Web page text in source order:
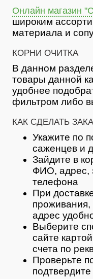
Онлайн магазин
широким
материала и
КОРНИ ОЧИТКА
В данном
товары данной
удобнее
фильтром либо
КАК СДЕЛАТЬ
Укажите по
саженцев и
Зайдите в
ФИО, адрес,
телефона
При
проживания,
адрес
Выберите
сайте
счета по
Проверьте
подтвердите